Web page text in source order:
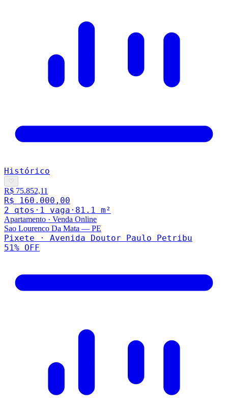
Histórico
♡
R$ 75.852,11
R$ 160.000,00
2 qtos · 1 vaga · 81.1 m²
Apartamento · Venda Online
Sao Lourenco Da Mata — PE
Pixete · Avenida Doutor Paulo Petribu
51% OFF